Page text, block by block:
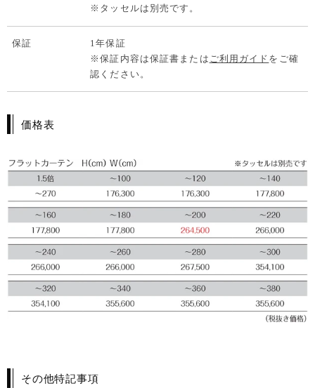
※タッセルは別売です。
保証
1年保証
※保証内容は保証書または ご利用ガイド をご確
認ください。
価格表
その他特記事項